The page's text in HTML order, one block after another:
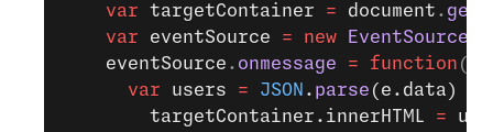
    var
targetContainer = document .
    var
eventSource = new EventSource
    eventSource
. onmessage = function (
      var
users = JSON . parse (e.data)
        targetContainer.innerHTML
=